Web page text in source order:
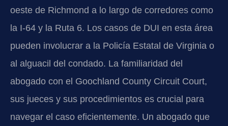
oeste de Richmond a lo largo de corredores como
la I-64 y la Ruta 6. Los casos de DUI en esta área
pueden involucrar a la Policía Estatal de Virginia o
al alguacil del condado. La familiaridad del
abogado con el Goochland County Circuit Court,
sus jueces y sus procedimientos es crucial para
navegar el caso eficientemente. Un abogado que